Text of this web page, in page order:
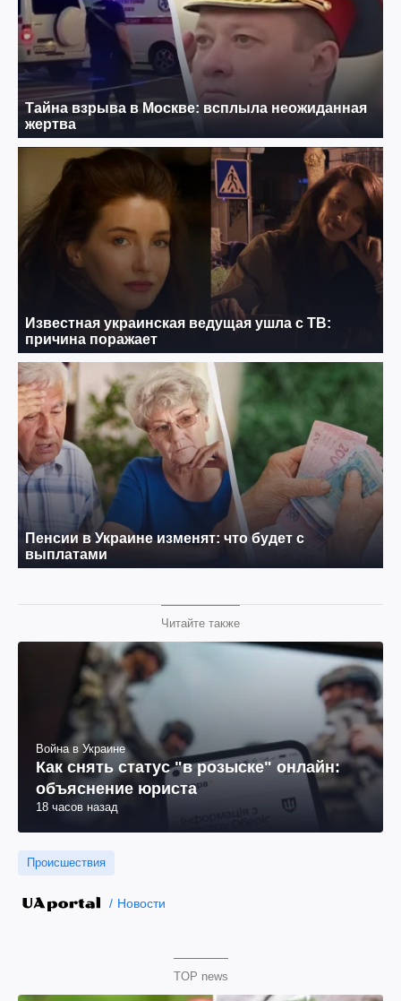
Читайте также
Война в Украине
Как снять статус "в розыске" онлайн:
объяснение юриста
18 часов назад
Происшествия
Новости
TOP news